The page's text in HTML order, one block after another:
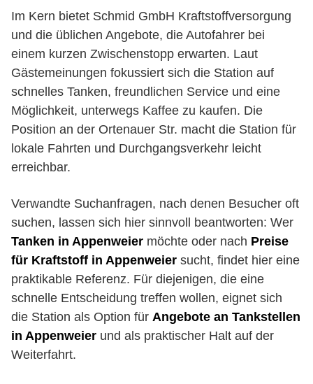
Im Kern bietet Schmid GmbH Kraftstoffversorgung
und die üblichen Angebote, die Autofahrer bei
einem kurzen Zwischenstopp erwarten. Laut
Gästemeinungen fokussiert sich die Station auf
schnelles Tanken, freundlichen Service und eine
Möglichkeit, unterwegs Kaffee zu kaufen. Die
Position an der Ortenauer Str. macht die Station für
lokale Fahrten und Durchgangsverkehr leicht
erreichbar.
Verwandte Suchanfragen, nach denen Besucher oft
suchen, lassen sich hier sinnvoll beantworten: Wer
Tanken in Appenweier möchte oder nach Preise
für Kraftstoff in Appenweier sucht, findet hier eine
praktikable Referenz. Für diejenigen, die eine
schnelle Entscheidung treffen wollen, eignet sich
die Station als Option für Angebote an Tankstellen
in Appenweier und als praktischer Halt auf der
Weiterfahrt.